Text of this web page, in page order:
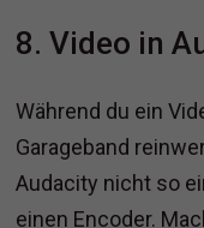
8. Video in
Während du ein
Garageband
Audacity nicht so
einen Encoder.